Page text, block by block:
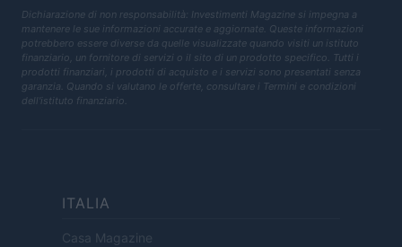
Dichiarazione di non responsabilità: Investimenti Magazine si impegna a
mantenere le sue informazioni accurate e aggiornate. Queste informazioni
potrebbero essere diverse da quelle visualizzate quando visiti un istituto
finanziario, un fornitore di servizi o il sito di un prodotto specifico. Tutti i
prodotti finanziari, i prodotti di acquisto e i servizi sono presentati senza
garanzia. Quando si valutano le offerte, consultare i Termini e condizioni
dell'istituto finanziario.
ITALIA
Casa Magazine